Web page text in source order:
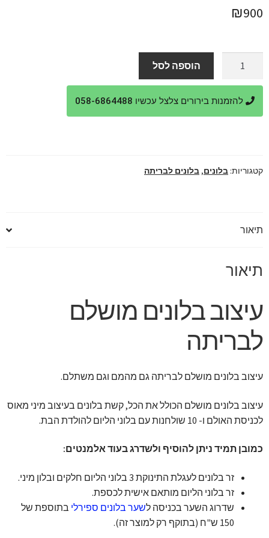
₪900
עיצוב
בלונים
מושלם
הוספה לסל
להזמנות בירורים צלצל עכשיו 058-6864488
קטגוריות: בלונים, בלונים לבריתה
תיאור
תיאור
עיצוב בלונים מושלם
לבריתה
עיצוב בלונים מושלם לבריתה גם מהמם וגם משתלם.
עיצוב בלונים מושלם הכולל את הכל, קשת בלונים בעיצוב מיני מאוס
לכניסת האולם ו- 10 שולחנות עם בלוני הליום להולדת הבת.
כמובן תמיד ניתן להוסיף ולשדרג בעוד אלמנטים:
זר בלונים לעגלת התינוקת 3 בלוני הליום חלקים ובלון מיני.
זר בלוני הליום מותאם אישית לכספת.
שדרוג השער בכניסה לשער בלונים ספירלי בתוספת של
150 ש"ח (בתוקף רק למוצר זה).